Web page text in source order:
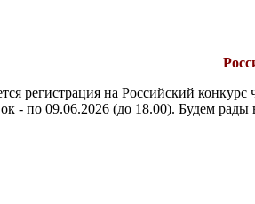
регистрация на Российский конкурс
- по 09.06.2026 (до 18.00). Будем рады